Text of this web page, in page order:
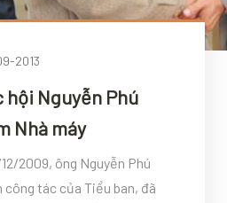
2013
hội Nguyễn Phú
Nhà máy
2009, ông Nguyễn Phú
công tác của Tiểu ban, đã